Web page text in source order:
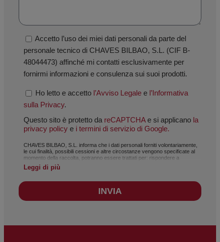
Accetto l’uso dei miei dati personali da parte del
personale tecnico di CHAVES BILBAO, S.L. (CIF B-
48044473) affinché mi contatti esclusivamente per
fornirmi informazioni e consulenza sui suoi prodotti.
Ho letto e accetto l’Avviso Legale e l’Informativa
sulla Privacy.
Questo sito è protetto da reCAPTCHAe si applicano la
privacy policy e i termini di servizio di Google.
CHAVES BILBAO, S.L. informa che i dati personali forniti volontariamente,
le cui finalità, possibili cessioni e altre circostanze vengono specificate al
momento della raccolta, potranno essere trattati per: rispondere a
richieste, gestire il rapporto stabilito, amministrazione e gestione
commerciale, contabilità e fatturazione, oppure per l’invio di comunicazioni,
dati raccolti saranno trattati in modo assolutamente riservato e
conformemente al Regolamento Generale sulla Protezione dei Dati
(GDPR) del 27 aprile 2016. Saranno conservati per il tempo necessario a
soddisfare la finalità per cui sono stati raccolti, o secondo quanto stabilito
Leggi di più
INVIA